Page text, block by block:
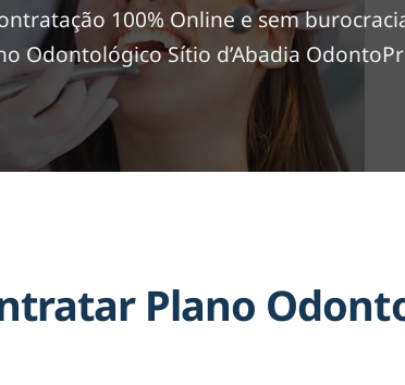
100% Online e sem
Odontológico Sítio d’Abadia
Plano